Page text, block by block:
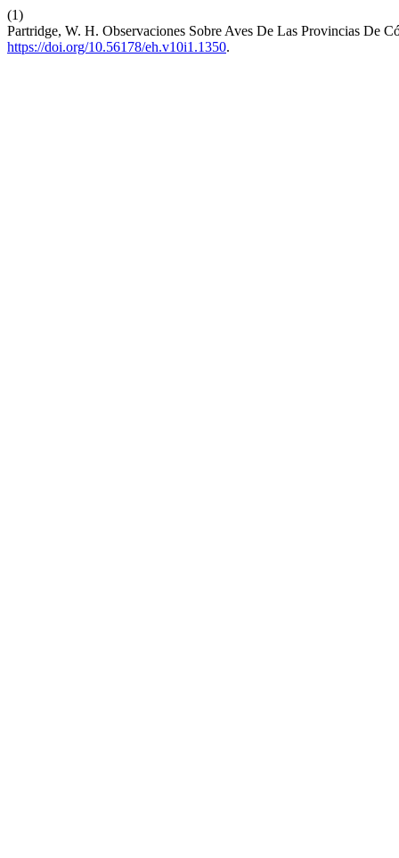
(1)
Partridge, W. H. Observaciones Sobre Aves De Las Provincias De
https://doi.org/10.56178/eh.v10i1.1350.